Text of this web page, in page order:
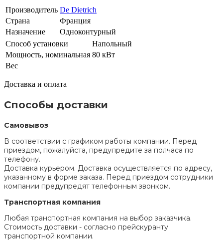
Производитель De Dietrich
Страна
Франция
Назначение
Одноконтурный
Способ установки
Напольный
Мощность, номинальная 80 кВт
Вес
Доставка и оплата
Способы доставки
Самовывоз
В соответствии с графиком работы компании. Перед
приездом, пожалуйста, предупредите за полчаса по
телефону.
Доставка курьером. Доставка осуществляется по адресу,
указанному в форме заказа. Перед приездом сотрудники
компании предупредят телефонным звонком.
Транспортная компания
Любая транспортная компания на выбор заказчика.
Стоимость доставки - согласно прейскуранту
транспортной компании.